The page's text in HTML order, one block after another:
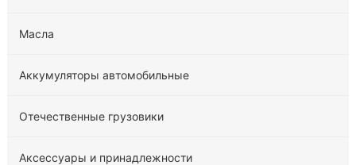
Масла
Аккумуляторы автомобильные
Отечественные грузовики
Аксессуары и принадлежности